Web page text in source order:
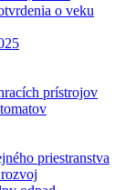
o veku
prístrojov
priestranstva